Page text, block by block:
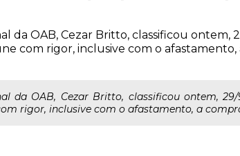
da OAB, Cezar Britto, classificou ontem,
com rigor, inclusive com o
da OAB, Cezar Britto, classificou ontem,
rigor, inclusive com o afastamento, a